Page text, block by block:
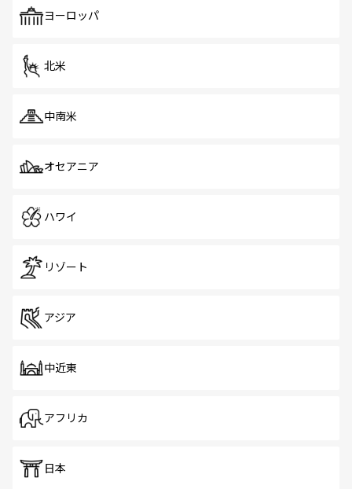
で、ホーカーズは地元の風情を楽しめる外せないスポット
ヨーロッパ
北米
中南米
オセアニア
ハワイ
リゾート
アジア
中近東
アフリカ
日本